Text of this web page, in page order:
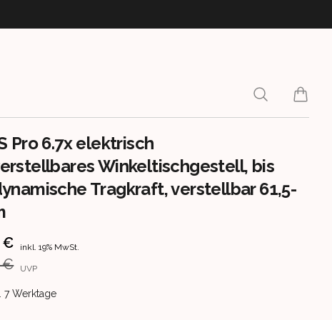
Search
items
Pro 6.7x elektrisch
Winkeltischgestell, bis
Tragkraft, verstellbar 61,5-
€ inkl. 19% MwSt.
€ UVP
information
7 Werktage